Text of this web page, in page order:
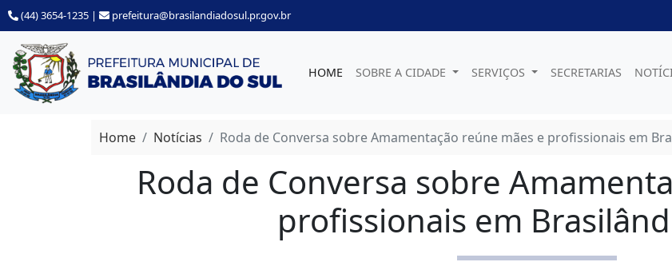
(44) 3654-1235 | prefeitura@brasilandiadosul.pr.gov.br
HOME SOBRE A CIDADE SERVIÇOS SECRETARIAS
Home Notícias Roda de Conversa sobre Amamentação reúne mães e profissionais em
Roda de Conversa sobre
profissionais em